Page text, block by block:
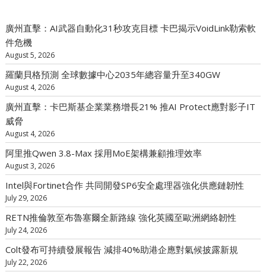
廣州直擊：AI武器自動化31秒攻克目標 卡巴揭示VoidLink勒索軟
件危機
August 5, 2026
羅蘭貝格預測 全球數據中心2035年總容量升至340GW
August 4, 2026
廣州直擊：卡巴斯基企業業務增長21% 推AI Protect應對影子IT
威脅
August 4, 2026
阿里推Qwen 3.8-Max 採用MoE架構兼顧推理效率
August 3, 2026
Intel與Fortinet合作 共同開發SP6安全處理器強化供應鏈韌性
July 29, 2026
RETN推倫敦至布魯塞爾全新路線 強化英國至歐洲網絡韌性
July 24, 2026
Colt發布可持續發展報告 減排40%助港企應對氣候披露新規
July 22, 2026